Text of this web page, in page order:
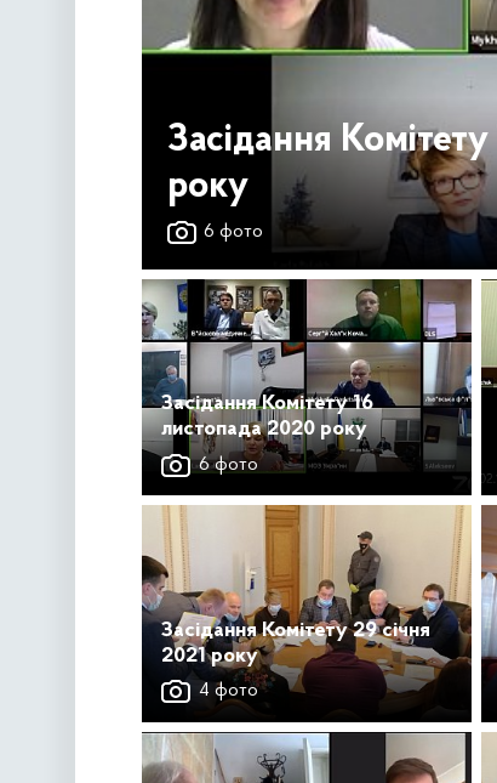
Засідання
року
6 фото
Засідання Комітету 16
листопада 2020 року
6 фото
Засідання Комітету 29 січня
2021 року
4 фото